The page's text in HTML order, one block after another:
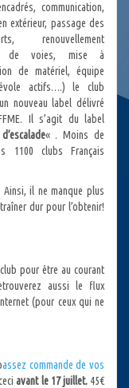
communication,
extérieur, passage des
renouvellement
de voies, mise à
de matériel, équipe
actifs….) le club
nouveau label délivré
Il s’agit du label
« . Moins de
1100 clubs Français
Ainsi, il ne manque plus
dur pour l’obtenir!
pour être au courant
aussi le flux
(pour ceux qui ne
assez commande de vos
avant le 17 juillet. 45€